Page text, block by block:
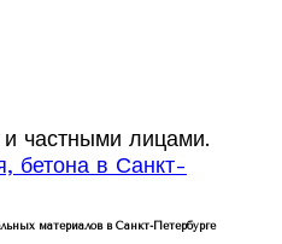
частными лицами.
материалов в Санкт-Петербурге